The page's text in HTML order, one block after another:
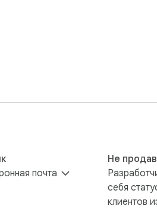
sponsored, or otherwise
почта
Не
себя
клиентов